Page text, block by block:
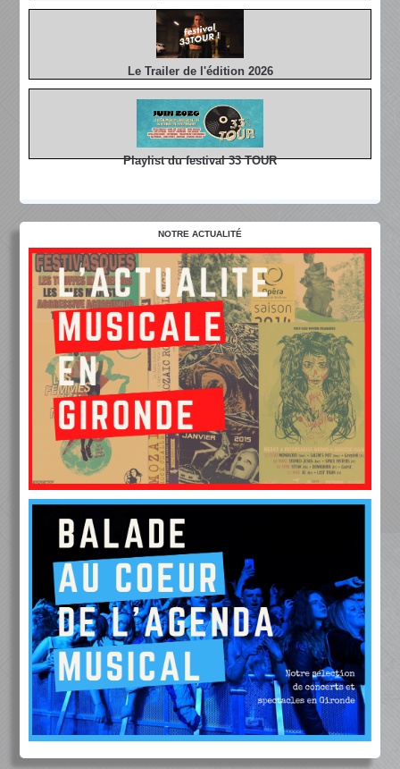
Le Trailer de l'édition 2026
Playlist du festival 33 TOUR
NOTRE ACTUALITÉ